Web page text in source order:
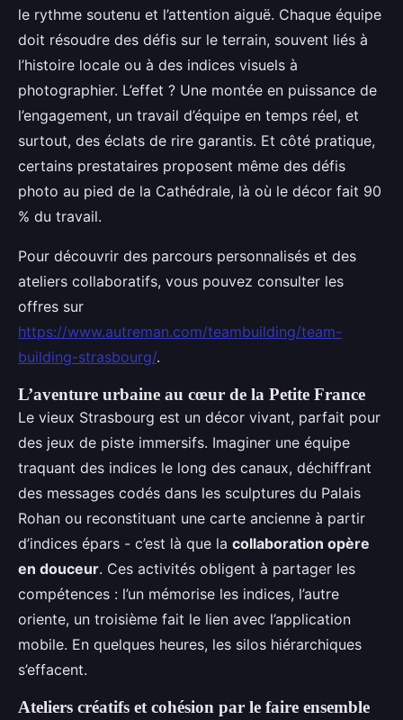
le rythme soutenu et l’attention aiguë. Chaque équipe
doit résoudre des défis sur le terrain, souvent liés à
l’histoire locale ou à des indices visuels à
photographier. L’effet ? Une montée en puissance de
l’engagement, un travail d’équipe en temps réel, et
surtout, des éclats de rire garantis. Et côté pratique,
certains prestataires proposent même des défis
photo au pied de la Cathédrale, là où le décor fait 90
% du travail.
Pour découvrir des parcours personnalisés et des
ateliers collaboratifs, vous pouvez consulter les
offres sur
https://www.autreman.com/teambuilding/team-
building-strasbourg/.
L’aventure urbaine au cœur de la Petite France
Le vieux Strasbourg est un décor vivant, parfait pour
des jeux de piste immersifs. Imaginer une équipe
traquant des indices le long des canaux, déchiffrant
des messages codés dans les sculptures du Palais
Rohan ou reconstituant une carte ancienne à partir
d’indices épars - c’est là que la collaboration opère
en douceur. Ces activités obligent à partager les
compétences : l’un mémorise les indices, l’autre
oriente, un troisième fait le lien avec l’application
mobile. En quelques heures, les silos hiérarchiques
s’effacent.
Ateliers créatifs et cohésion par le faire ensemble